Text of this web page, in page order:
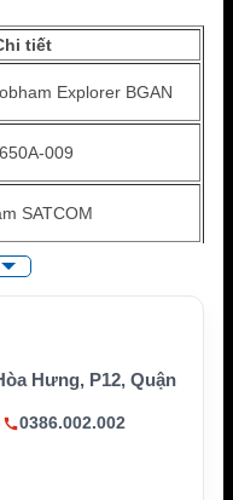
tiết
Explorer BGAN
009
SATCOM
700/710 DC Car Charge
cho thiết bị BGAN
510, 700, 710 theo ngu
Hưng, P12, Quận
0386.002.002